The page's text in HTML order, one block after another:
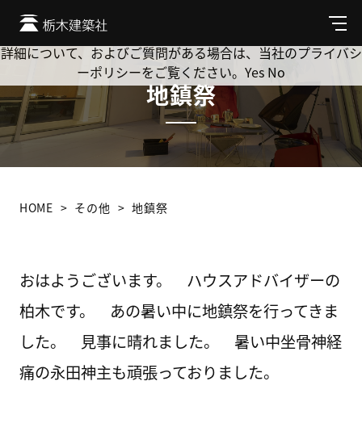
メ
ニ
ュ
地鎮祭
HOME その他 地鎮祭
おはようございます。 ハウスアドバイザーの
柏木です。 あの暑い中に地鎮祭を行ってきま
した。 見事に晴れました。 暑い中坐骨神経
痛の永田神主も頑張っておりました。
Cookie を使用して、お客様の活動を追跡してもよろしいです
か? 当社ではお客様のプライバシーを極めて重視しています。
詳細について、およびご質問がある場合は、当社のプライバシ
ーポリシーをご覧ください。 Yes No